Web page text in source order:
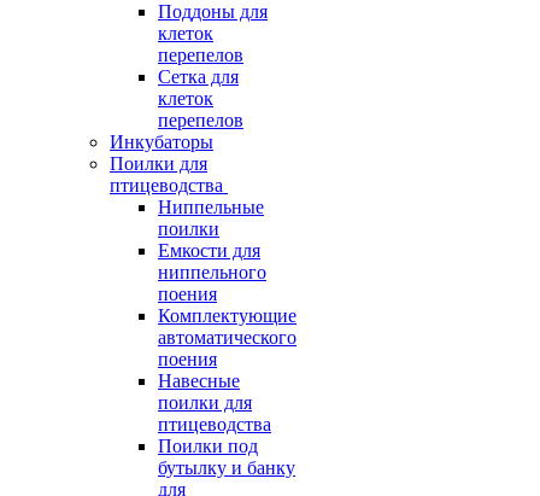
Поддоны для
клеток
перепелов
Сетка для
клеток
перепелов
Инкубаторы
Поилки для
птицеводства
Ниппельные
поилки
Емкости для
ниппельного
поения
Комплектующие
автоматического
поения
Навесные
поилки для
птицеводства
Поилки под
бутылку и банку
для